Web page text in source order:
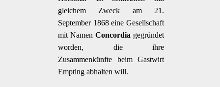
gleichem Zweck am 21.
September 1868 eine Gesellschaft
mit NamenConcordia gegründet
worden, die ihre
Zusammenkünfte beim Gastwirt
Empting abhalten will.